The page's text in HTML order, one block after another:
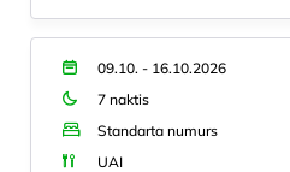
09.10. - 16.10.2026
7 naktis
Standarta numurs
UAI